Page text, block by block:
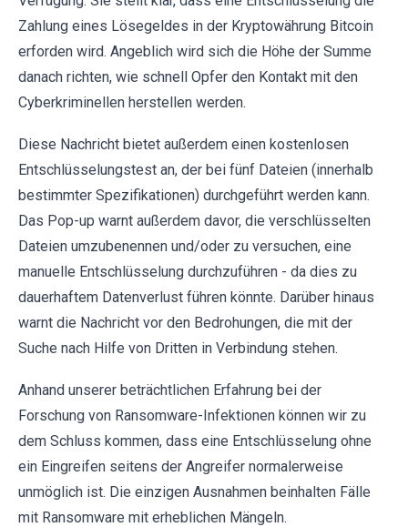
Zahlung eines Lösegeldes in der Kryptowährung Bitcoin
erforden wird. Angeblich wird sich die Höhe der Summe
danach richten, wie schnell Opfer den Kontakt mit den
Cyberkriminellen herstellen werden.
Diese Nachricht bietet außerdem einen kostenlosen
Entschlüsselungstest an, der bei fünf Dateien (innerhalb
bestimmter Spezifikationen) durchgeführt werden kann.
Das Pop-up warnt außerdem davor, die verschlüsselten
Dateien umzubenennen und/oder zu versuchen, eine
manuelle Entschlüsselung durchzuführen - da dies zu
dauerhaftem Datenverlust führen könnte. Darüber hinaus
warnt die Nachricht vor den Bedrohungen, die mit der
Suche nach Hilfe von Dritten in Verbindung stehen.
Anhand unserer beträchtlichen Erfahrung bei der
Forschung von Ransomware-Infektionen können wir zu
dem Schluss kommen, dass eine Entschlüsselung ohne
ein Eingreifen seitens der Angreifer normalerweise
unmöglich ist. Die einzigen Ausnahmen beinhalten Fälle
mit Ransomware mit erheblichen Mängeln.